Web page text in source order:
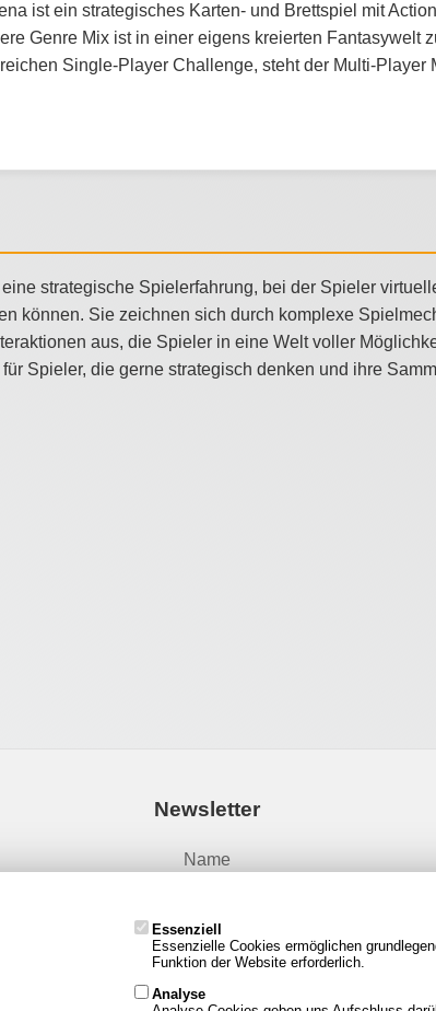
ist ein strategisches Karten- und Brettspiel mit
Genre Mix ist in einer eigens kreierten Fantasywelt
Single-Player Challenge, steht der Multi-Player
strategische Spielerfahrung, bei der Spieler
können. Sie zeichnen sich durch komplexe
aus, die Spieler in eine Welt voller
Spieler, die gerne strategisch denken und ihre
Newsletter
Name
Email
Essenziell
Essenzielle Cookies ermöglichen
Funktion der Website erforderlich.
Analyse